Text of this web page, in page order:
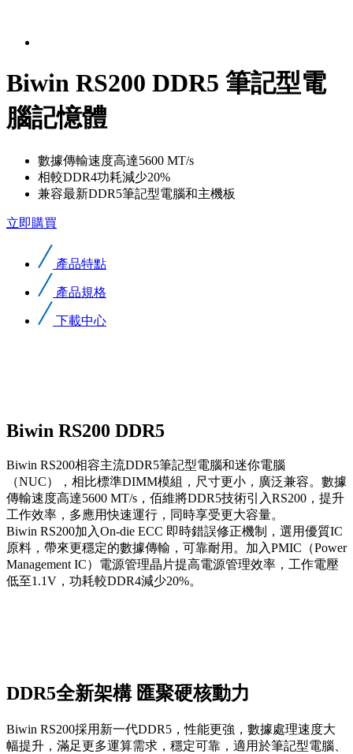
Biwin RS200 DDR5 筆記型電
腦記憶體
數據傳輸速度高達5600 MT/s
相較DDR4功耗減少20%
兼容最新DDR5筆記型電腦和主機板
立即購買
產品特點
產品規格
下載中心
Biwin RS200 DDR5
Biwin RS200相容主流DDR5筆記型電腦和迷你電腦
（NUC），相比標準DIMM模組，尺寸更小，廣泛兼容。數據
傳輸速度高達5600 MT/s，佰維將DDR5技術引入RS200，提升
工作效率，多應用快速運行，同時享受更大容量。
Biwin RS200加入On-die ECC 即時錯誤修正機制，選用優質IC
原料，帶來更穩定的數據傳輸，可靠耐用。加入PMIC（Power
Management IC）電源管理晶片提高電源管理效率，工作電壓
低至1.1V，功耗較DDR4減少20%。
DDR5全新架構 匯聚硬核動力
Biwin RS200採用新一代DDR5，性能更強，數據處理速度大
幅提升，滿足更多運算需求，穩定可靠，適用於筆記型電腦、